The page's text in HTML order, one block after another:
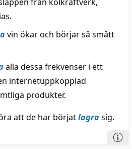
vin ökar och börjar så smått
alla dessa frekvenser i ett
internetuppkopplad
produkter.
att de har börjatlagrasig.